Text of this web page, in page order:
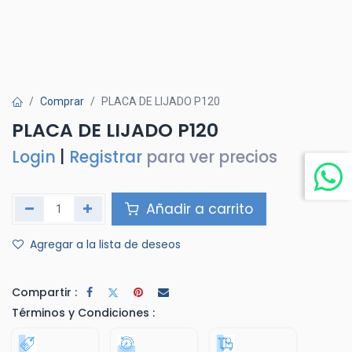
Comprar PLACA DE LIJADO P120
PLACA DE LIJADO P120
Login Registrar para ver precios
Añadir a carrito
Agregar a la lista de deseos
Compartir :
Términos y Condiciones :